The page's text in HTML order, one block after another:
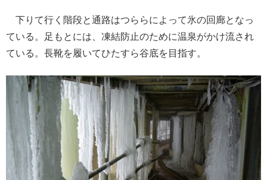
下りて行く階段と通路はつららによって氷の回廊となっ
ている。足もとには、凍結防止のために温泉がかけ流され
ている。長靴を履いてひたすら谷底を目指す。